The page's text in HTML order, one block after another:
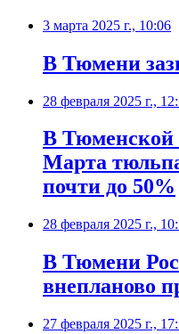
3 марта 2025 г., 10:06
В Тюмени
28 февраля 2025 г.,
В Тюменской
Марта
почти до 50%
28 февраля 2025 г.,
В Тюмени
внепланово
27 февраля 2025 г.,